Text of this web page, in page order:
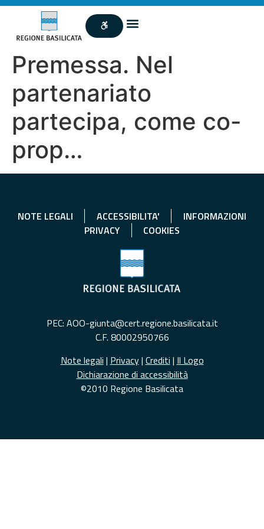
Premessa. Nel
partenariato
partecipa, come co-
prop…
NOTE LEGALI ACCESSIBILITA'
INFORMAZIONI
PRIVACY
COOKIES
PEC: AOO-giunta@cert.regione.basilicata.it
C.F. 80002950766
Note legali | Privacy| Crediti | Il Logo
Dichiarazione di accessibilità
©2010 Regione Basilicata